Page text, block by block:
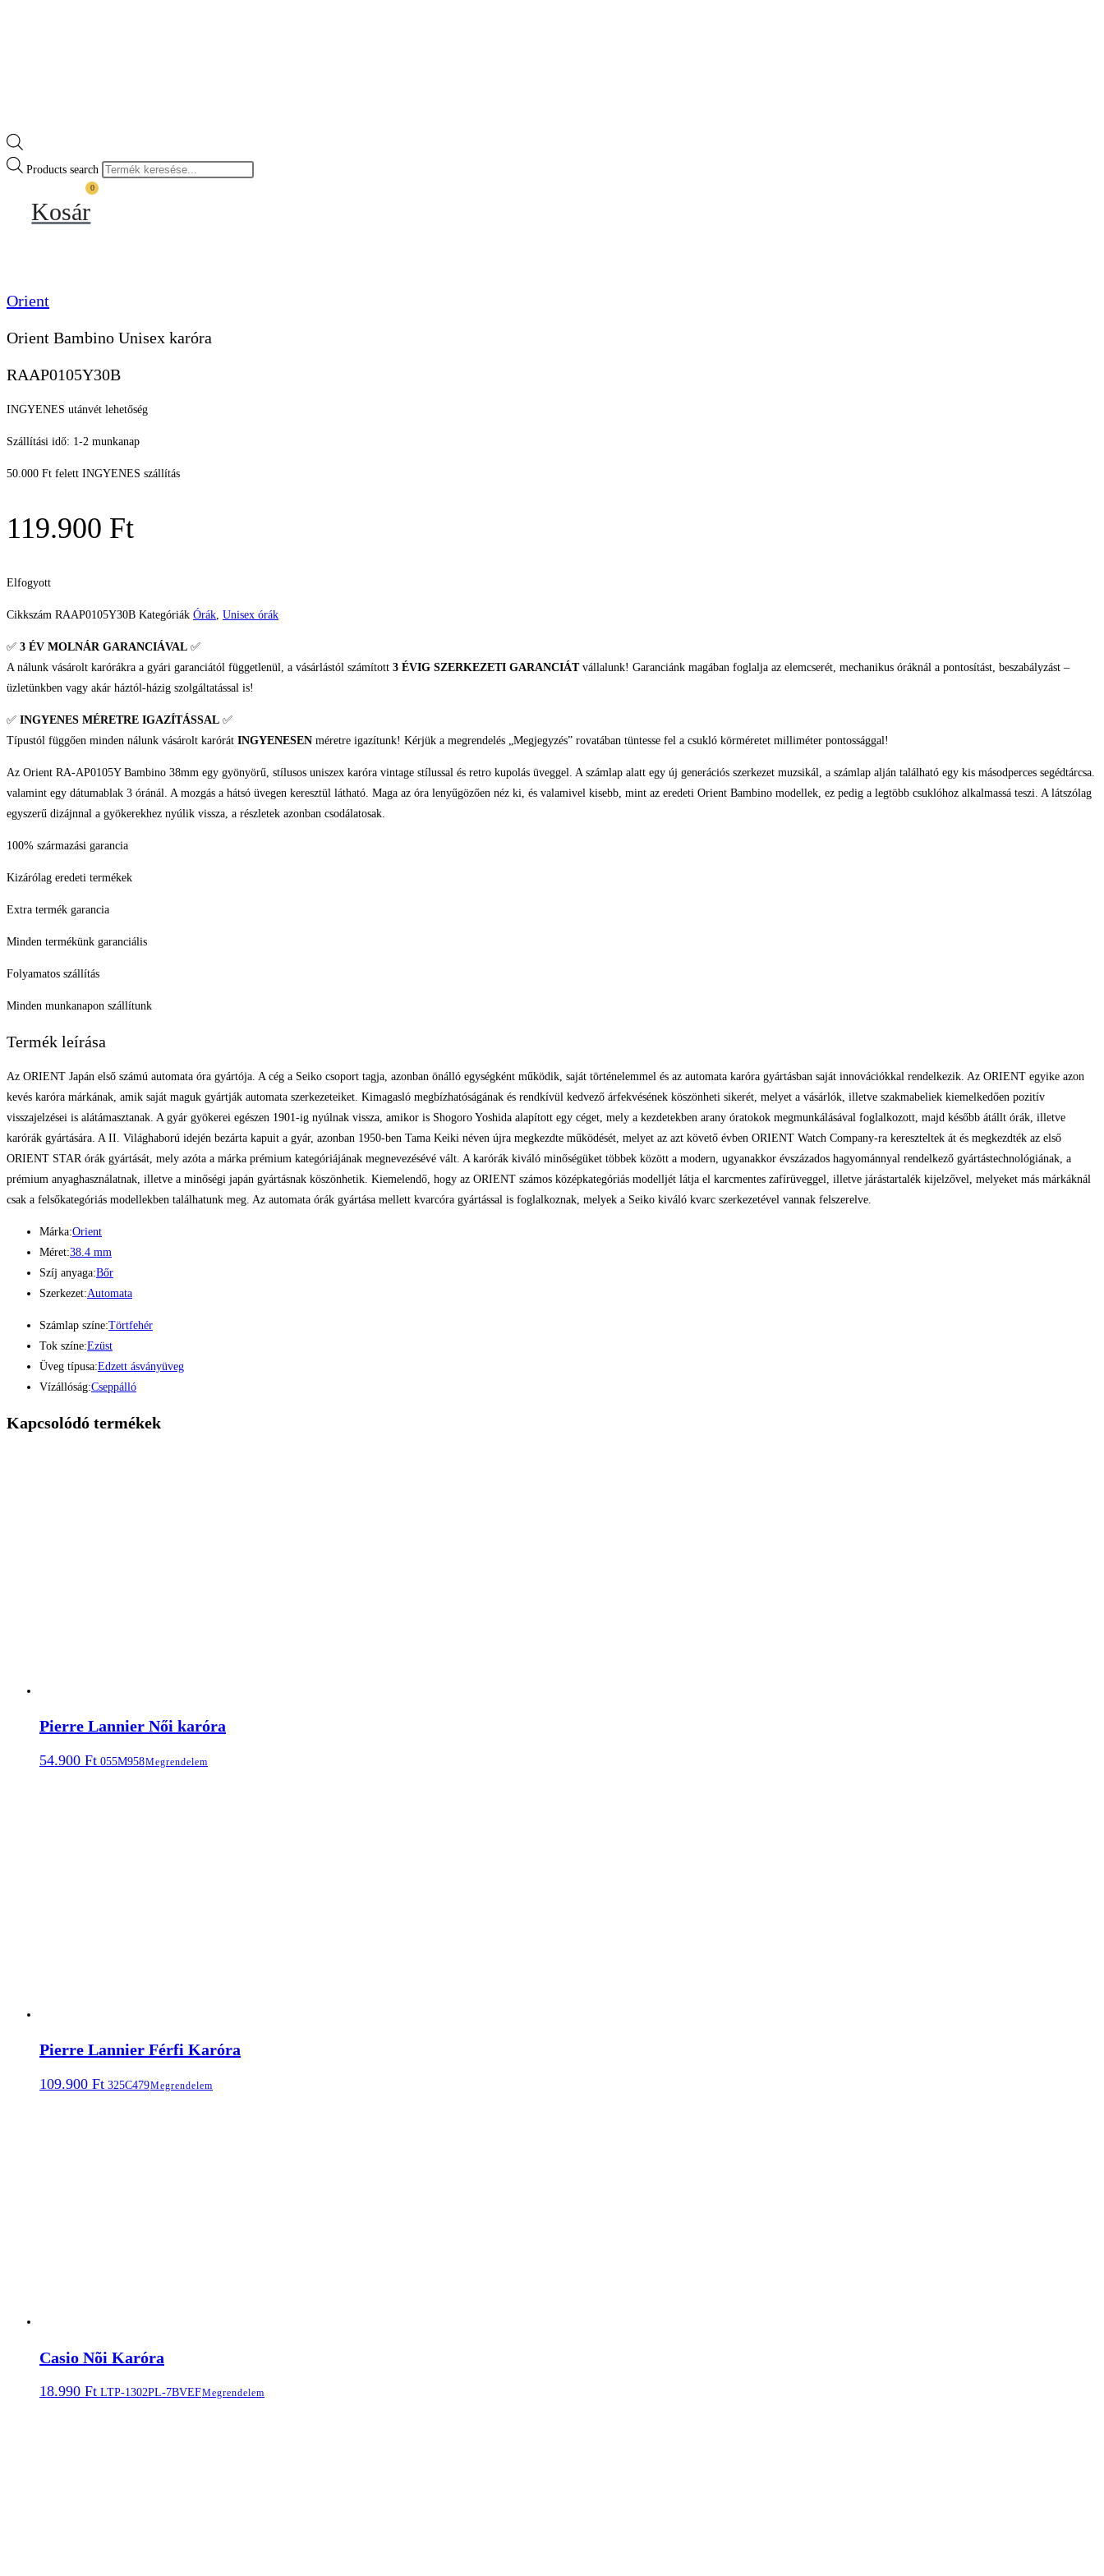
Products search
0
Kosár
Orient
Orient Bambino Unisex karóra
RAAP0105Y30B
INGYENES utánvét lehetőség
Szállítási idő: 1-2 munkanap
50.000 Ft felett INGYENES szállítás
119.900 Ft
Elfogyott
Cikkszám RAAP0105Y30B Kategóriák Órák, Unisex órák
✅ 3 ÉV MOLNÁR GARANCIÁVAL ✅
A nálunk vásárolt karórákra a gyári garanciától függetlenül, a vásárlástól számított 3 ÉVIG SZERKEZETI GARANCIÁTvállalunk! Garanciánk magában foglalja az elemcserét, mechanikus óráknál a pontosítást, beszabályzást –
üzletünkben vagy akár háztól-házig szolgáltatással is!
✅ INGYENES MÉRETRE IGAZÍTÁSSAL ✅
Típustól függően minden nálunk vásárolt karórát INGYENESEN méretre igazítunk! Kérjük a megrendelés „Megjegyzés” rovatában tüntesse fel a csukló körméretet milliméter pontossággal!
Az Orient RA-AP0105Y Bambino 38mm egy gyönyörű, stílusos uniszex karóra vintage stílussal és retro kupolás üveggel. A számlap alatt egy új generációs szerkezet muzsikál, a számlap alján található egy kis másodperces segédtárcsa.
valamint egy dátumablak 3 óránál. A mozgás a hátsó üvegen keresztül látható. Maga az óra lenyűgözően néz ki, és valamivel kisebb, mint az eredeti Orient Bambino modellek, ez pedig a legtöbb csuklóhoz alkalmassá teszi. A látszólag
egyszerű dizájnnal a gyökerekhez nyúlik vissza, a részletek azonban csodálatosak.
100% származási garancia
Kizárólag eredeti termékek
Extra termék garancia
Minden termékünk garanciális
Folyamatos szállítás
Minden munkanapon szállítunk
Termék leírása
Az ORIENT Japán első számú automata óra gyártója. A cég a Seiko csoport tagja, azonban önálló egységként működik, saját történelemmel és az automata karóra gyártásban saját innovációkkal rendelkezik. Az ORIENT egyike azon
kevés karóra márkának, amik saját maguk gyártják automata szerkezeteiket. Kimagasló megbízhatóságának és rendkívül kedvező árfekvésének köszönheti sikerét, melyet a vásárlók, illetve szakmabeliek kiemelkedően pozitív
visszajelzései is alátámasztanak. A gyár gyökerei egészen 1901-ig nyúlnak vissza, amikor is Shogoro Yoshida alapított egy céget, mely a kezdetekben arany óratokok megmunkálásával foglalkozott, majd később átállt órák, illetve
karórák gyártására. A II. Világhaború idején bezárta kapuit a gyár, azonban 1950-ben Tama Keiki néven újra megkezdte működését, melyet az azt követő évben ORIENT Watch Company-ra kereszteltek át és megkezdték az első
ORIENT STAR órák gyártását, mely azóta a márka prémium kategóriájának megnevezésévé vált. A karórák kiváló minőségüket többek között a modern, ugyanakkor évszázados hagyománnyal rendelkező gyártástechnológiának, a
prémium anyaghasználatnak, illetve a minőségi japán gyártásnak köszönhetik. Kiemelendő, hogy az ORIENT számos középkategóriás modelljét látja el karcmentes zafírüveggel, illetve járástartalék kijelzővel, melyeket más márkáknál
csak a felsőkategóriás modellekben találhatunk meg. Az automata órák gyártása mellett kvarcóra gyártással is foglalkoznak, melyek a Seiko kiváló kvarc szerkezetével vannak felszerelve.
Márka:Orient
Méret:38.4 mm
Szíj anyaga:Bőr
Szerkezet:Automata
Számlap színe:Törtfehér
Tok színe:Ezüst
Üveg típusa:Edzett ásványüveg
Vízállóság:Cseppálló
Kapcsolódó termékek
Pierre Lannier Női karóra
54.900 Ft 055M958Megrendelem
Pierre Lannier Férfi Karóra
109.900 Ft 325C479Megrendelem
Casio Nõi Karóra
18.990 Ft LTP-1302PL-7BVEFMegrendelem